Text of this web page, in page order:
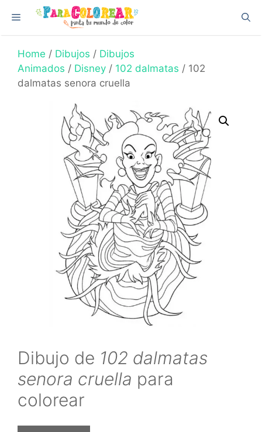
content
Menu
Home / Dibujos / Dibujos
Animados / Disney / 102 dalmatas / 102
dalmatas senora cruella
Dibujo de 102 dalmatas
senora cruella para
colorear